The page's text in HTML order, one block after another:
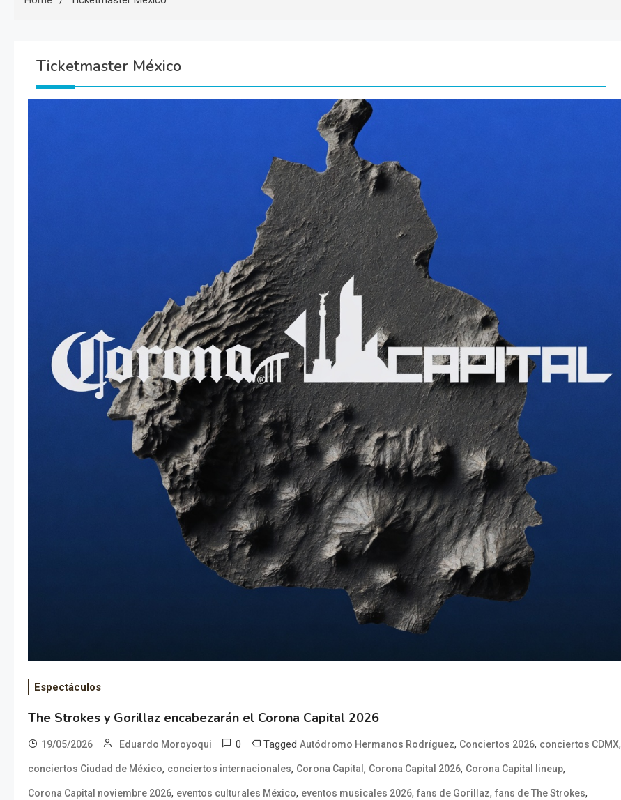
Ticketmaster México
Espectáculos
The Strokes y Gorillaz encabezarán el Corona Capital 2026
19/05/2026 Eduardo Moroyoqui 0 Tagged Autódromo Hermanos Rodríguez, Conciertos 2026, conciertos CDMX,
conciertos Ciudad de México, conciertos internacionales, Corona Capital , Corona Capital 2026, Corona Capital lineup,
Corona Capital noviembre 2026, eventos culturales México, eventos musicales 2026, fans de Gorillaz, fans de The Strokes,